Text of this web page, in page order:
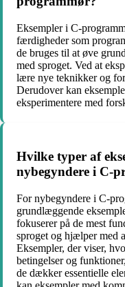
Eksempler i C-
færdigheder som
de bruges til at øve
med sproget. Ved at
lære nye teknikker og
Derudover kan
eksperimentere med
Hvilke typer af
nybegyndere i C-
For nybegyndere i C-
grundlæggende
fokuserer på de mest
sproget og hjælper med
Eksempler, der viser,
betingelser og
de dækker essentielle